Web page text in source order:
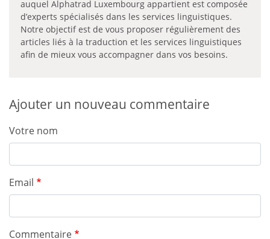
auquel Alphatrad Luxembourg appartient est composée
d’experts spécialisés dans les services linguistiques.
Notre objectif est de vous proposer régulièrement des
articles liés à la traduction et les services linguistiques
afin de mieux vous accompagner dans vos besoins.
Ajouter un nouveau commentaire
Votre nom
Email
Commentaire